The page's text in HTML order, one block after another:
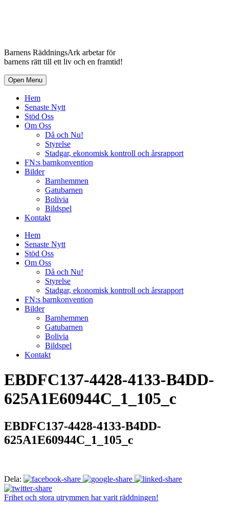
Barnens RäddningsArk arbetar för
barnens rätt till ett liv och en framtid!
Open Menu
Hem
Senaste Nytt
Stöd Oss
Om Oss
Då och Nu!
Styrelse
Stadgar, ekonomisk kontroll och årsrapport
FN:s barnkonvention
Bilder
Barnhemmen
Gatubarnen
Bolivia
Bildspel
Kontakt
Hem
Senaste Nytt
Stöd Oss
Om Oss
Då och Nu!
Styrelse
Stadgar, ekonomisk kontroll och årsrapport
FN:s barnkonvention
Bilder
Barnhemmen
Gatubarnen
Bolivia
Bildspel
Kontakt
EBDFC137-4428-4133-B4DD-
625A1E60944C_1_105_c
EBDFC137-4428-4133-B4DD-
625A1E60944C_1_105_c
Dela:
Frihet och stora utrymmen har varit räddningen!